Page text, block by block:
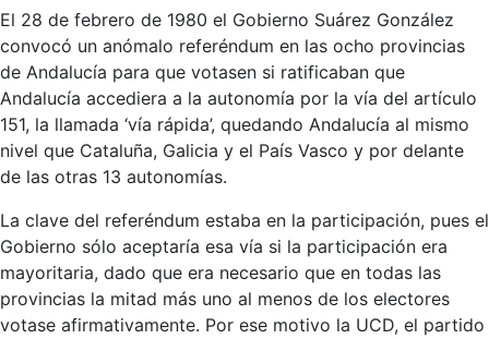
El 28 de febrero de 1980 el Gobierno Suárez González
convocó un anómalo referéndum en las ocho provincias
de Andalucía para que votasen si ratificaban que
Andalucía accediera a la autonomía por la vía del artículo
151, la llamada ‘vía rápida’, quedando Andalucía al mismo
nivel que Cataluña, Galicia y el País Vasco y por delante
de las otras 13 autonomías.
La clave del referéndum estaba en la participación, pues el
Gobierno sólo aceptaría esa vía si la participación era
mayoritaria, dado que era necesario que en todas las
provincias la mitad más uno al menos de los electores
votase afirmativamente. Por ese motivo la UCD, el partido